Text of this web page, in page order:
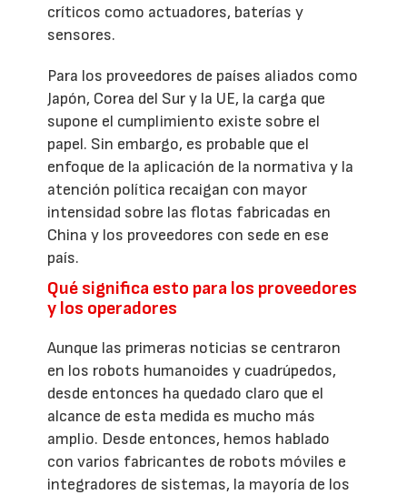
críticos como actuadores, baterías y
sensores.
Para los proveedores de países aliados como
Japón, Corea del Sur y la UE, la carga que
supone el cumplimiento existe sobre el
papel. Sin embargo, es probable que el
enfoque de la aplicación de la normativa y la
atención política recaigan con mayor
intensidad sobre las flotas fabricadas en
China y los proveedores con sede en ese
país.
Qué significa esto para los proveedores
y los operadores
Aunque las primeras noticias se centraron
en los robots humanoides y cuadrúpedos,
desde entonces ha quedado claro que el
alcance de esta medida es mucho más
amplio. Desde entonces, hemos hablado
con varios fabricantes de robots móviles e
integradores de sistemas, la mayoría de los